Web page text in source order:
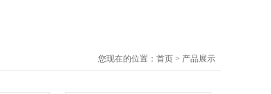
您现在的位置： 首页 > 产品展示